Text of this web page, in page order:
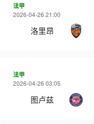
法甲
2026-04-26 21:00
洛里昂
法甲
2026-04-26 03:05
图卢兹